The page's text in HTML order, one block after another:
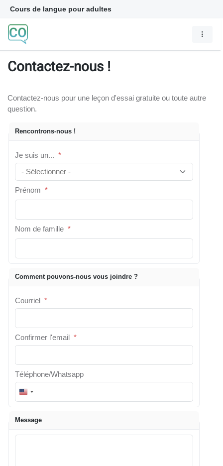
Cours de langue pour adultes
Contactez-nous !
Contactez-nous pour une leçon d'essai gratuite ou toute autre
question.
Rencontrons-nous !
Je suis un... *
Prénom *
Nom de famille *
Comment pouvons-nous vous joindre ?
Courriel *
Confirmer l'email *
Téléphone/Whatsapp
U
e
Message